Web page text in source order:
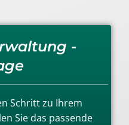
-
Schritt zu Ihrem
Sie das passende